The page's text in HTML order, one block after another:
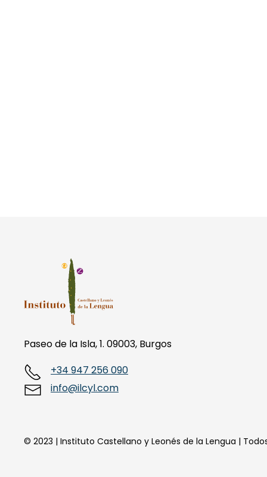
Paseo de la Isla, 1. 09003, Burgos
+34 947 256 090
info@ilcyl.com
© 2023 | Instituto Castellano y Leonés de la Lengua |